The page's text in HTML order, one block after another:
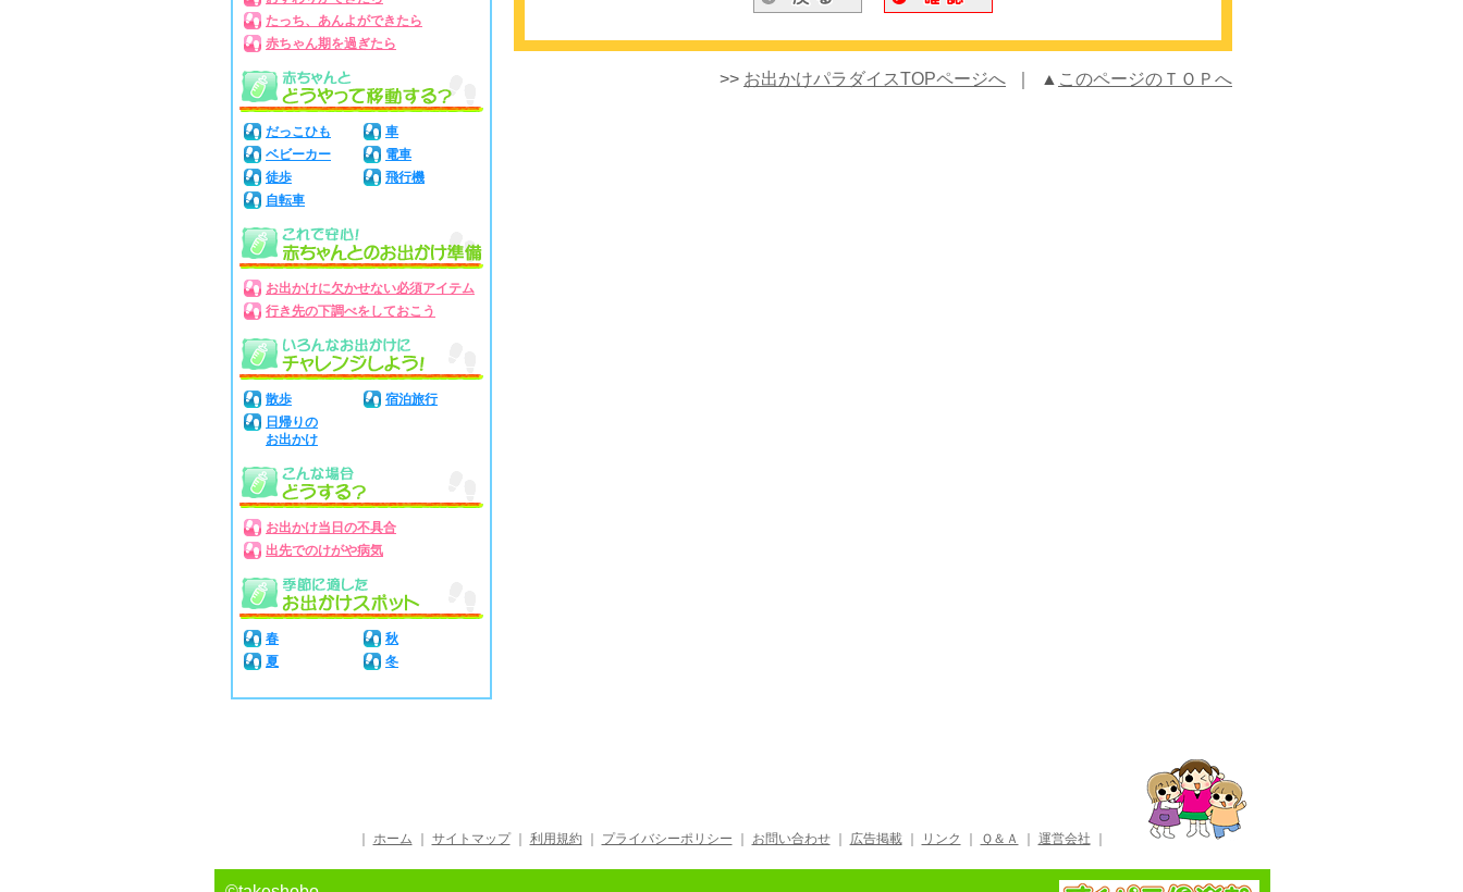
たっち、あんよができたら
赤ちゃん期を過ぎたら
だっこひも
ベビーカー
徒歩
自転車
車
電車
飛行機
お出かけに欠かせない必須アイテム
行き先の下調べをしておこう
散歩
日帰りの
お出かけ
宿泊旅行
お出かけ当日の不具合
出先でのけがや病気
春
夏
秋
冬
>> お出かけパラダイスTOPページへ ｜ ▲ このページのＴＯＰへ
ホーム サイトマップ 利用規約 プライバシーポリシー お問い合わせ 広告掲載 リンク Ｑ＆Ａ 運営会社